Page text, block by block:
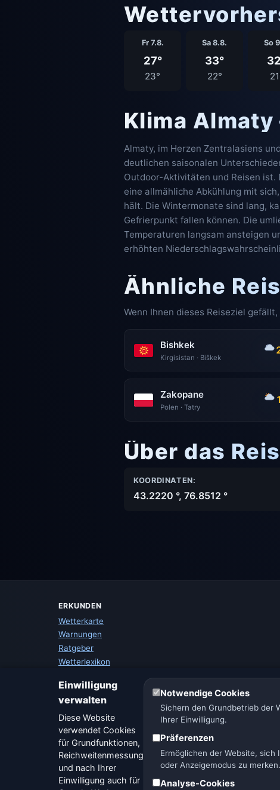
Fr 7.8.
27°
23°
Sa 8.8.
33°
22°
So
Klima
Almaty, im Herzen Zentralasiens
deutlichen saisonalen
Outdoor-Aktivitäten und Reisen ist.
eine allmähliche Abkühlung mit
hält. Die Wintermonate sind lang,
Gefrierpunkt fallen können. Die
Temperaturen langsam ansteigen
erhöhten
Ähnliche
Wenn Ihnen dieses Reiseziel
Bishkek
Kirgisistan · Biškek
Zakopane
Polen · Tatry
Über das
KOORDINATEN:
43.2220 °, 76.8512 °
ERKUNDEN
Wetterkarte
Warnungen
Ratgeber
Wetterlexikon
Wetter-Widget
🇩🇪
Einwilligung
verwalten
Diese Website
verwendet Cookies
für Grundfunktionen,
Reichweitenmessung
und nach Ihrer
Einwilligung auch für
Notwendige Cookies
Sichern den Grundbetrieb der
Ihrer Einwilligung.
Präferenzen
Ermöglichen der Website, sich
oder Anzeigemodus zu merken.
Analyse-Cookies